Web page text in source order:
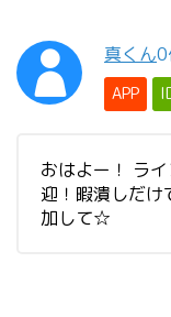
真くん0
APP
おはよー！ ラ
迎！暇潰しだけ
加して☆